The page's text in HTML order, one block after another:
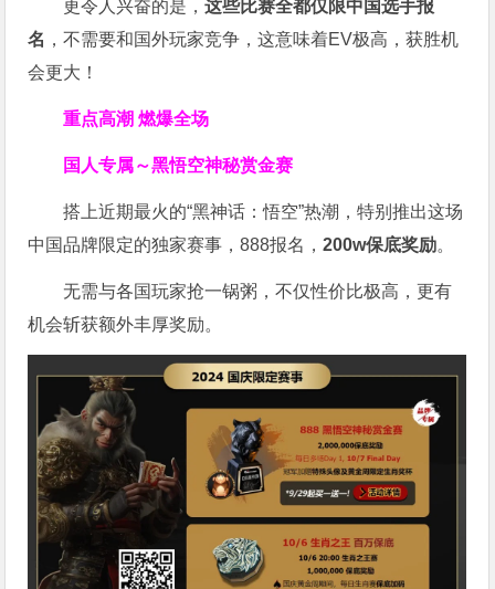
更令人兴奋的是，这些比赛全都仅限中国选手报
名 ，不需要和国外玩家竞争，这意味着EV极高，获胜机
会更大！
重点高潮 燃爆全场
国人专属～黑悟空神秘赏金赛
搭上近期最火的“黑神话：悟空”热潮，特别推出这场
中国品牌限定的独家赛事，888报名，200w保底奖励。
无需与各国玩家抢一锅粥，不仅性价比极高，更有
机会斩获额外丰厚奖励。